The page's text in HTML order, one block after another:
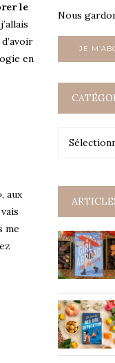
le
en
aux
me
Nous
Catégories